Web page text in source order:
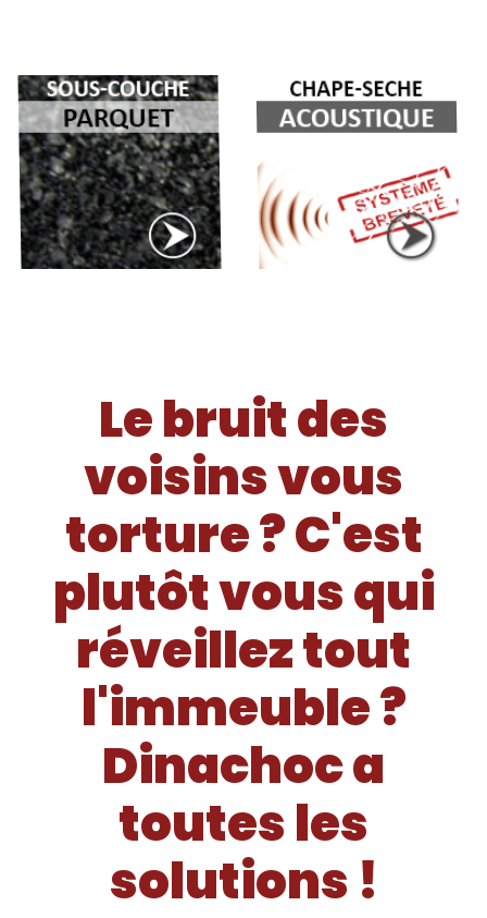
Le bruit des
voisins vous
torture ? C'est
plutôt vous qui
réveillez tout
l'immeuble ?
Dinachoc a
toutes les
solutions !